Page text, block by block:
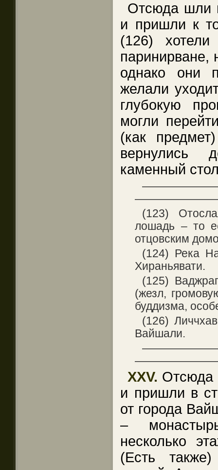
Отсюда шли
и пришли к
(126)
паринирване,
однако они
желали
глубокую
могли
(как
вернулись
каменный
(123)
лошадь – то
отцовским
(124) Река
Хираньявати.
(125)
(жезл,
буддизма,
(126)
Вайшали.
XXV. Отсюда
и пришли в
от города
–
несколько
(Есть